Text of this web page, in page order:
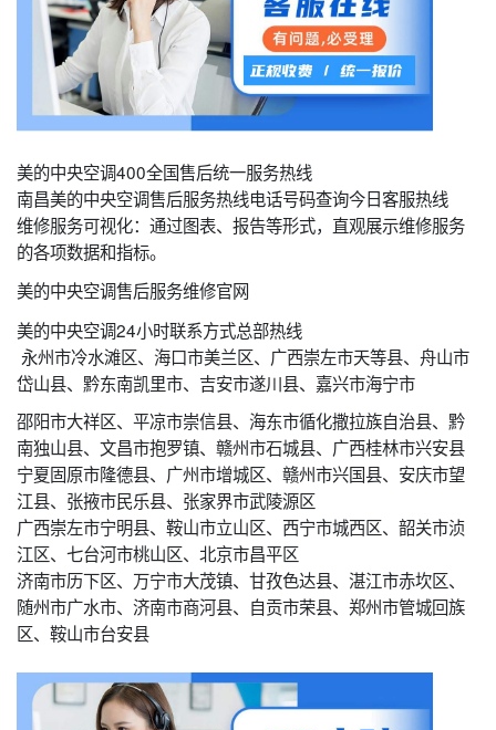
美的中央空调400全国售后统一服务热线
南昌美的中央空调售后服务热线电话号码查询今日客服热线
维修服务可视化：通过图表、报告等形式，直观展示维修服务
的各项数据和指标。
美的中央空调售后服务维修官网
美的中央空调24小时联系方式总部热线
永州市冷水滩区、海口市美兰区、广西崇左市天等县、舟山市
岱山县、黔东南凯里市、吉安市遂川县、嘉兴市海宁市
邵阳市大祥区、平凉市崇信县、海东市循化撒拉族自治县、黔
南独山县、文昌市抱罗镇、赣州市石城县、广西桂林市兴安县
宁夏固原市隆德县、广州市增城区、赣州市兴国县、安庆市望
江县、张掖市民乐县、张家界市武陵源区
广西崇左市宁明县、鞍山市立山区、西宁市城西区、韶关市浈
江区、七台河市桃山区、北京市昌平区
济南市历下区、万宁市大茂镇、甘孜色达县、湛江市赤坎区、
随州市广水市、济南市商河县、自贡市荣县、郑州市管城回族
区、鞍山市台安县